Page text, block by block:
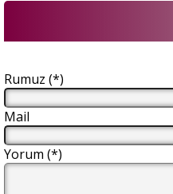
Rumuz (*)
Mail
Yorum (*)